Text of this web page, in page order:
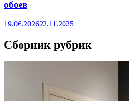
обоев
19.06.202622.11.2025
Сборник рубрик